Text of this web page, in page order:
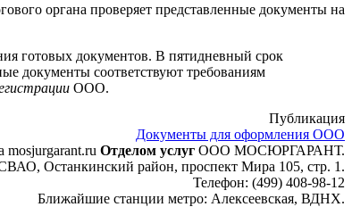
органа проверяет представленные документы на
готовых документов. В пятидневный срок
документы соответствуют требованиям
ООО.
Публикация
Документы для оформления ООО
mosjurgarant.ru Отделом услуг ООО МОСЮРГАРАНТ.
Останкинский район, проспект Мира 105, стр. 1.
Телефон: (499) 408-98-12
Ближайшие станции метро: Алексеевская, ВДНХ.